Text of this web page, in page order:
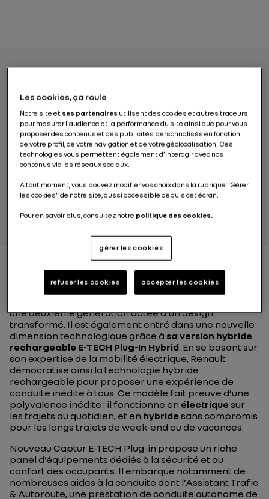
Avec sa motorisation E-TECH Plug-in Hybrid,
Renault démocratise la technologie hybride
rechargeable à travers un modèle
populaire et iconique, pour proposer une
expérience de conduite unique accessible à
tous.
PAR RENAULT GROUP
une deuxième génération dotée d’un design
transformé. Il est également entré dans une nouvelle
dimension technologique grâce à sa version hybride
rechargeable E-TECH Plug-In Hybrid. En se basant sur
son expertise de la mobilité électrique, Renault
démocratise ainsi la technologie hybride
rechargeable pour proposer une expérience de
conduite inédite à tous. Ce modèle fait preuve d’une
polyvalence inédite : il fonctionne en électrique sur
les trajets du quotidien, et en hybride sans compromis
pour les longs trajets de week-end ou de vacances.
Nouveau Captur E-TECH Plug-in propose un riche
panel d’équipements dédiés à la sécurité et au
confort des occupants. Il embarque notamment de
nombreuses aides à la conduite dont l’Assistant Trafic
& Autoroute, une prestation de conduite autonome de
Les cookies, ça roule
Notre site et ses partenaires utilisent des cookies et autres traceurs
pour mesurer l'audience et la performance du site ainsi que pour vous
proposer des contenus et des publicités personnalisés en fonction
de votre profil, de votre navigation et de votre géolocalisation. Ces
technologies vous permettent également d’interagir avec nos
contenus via les réseaux sociaux.
A tout moment, vous pouvez modifier vos choix dans la rubrique "Gérer
les cookies" de notre site, aussi accessible depuis cet écran.
Pour en savoir plus, consultez notre politique des cookies.
gérer les cookies
refuser les cookies accepter les cookies